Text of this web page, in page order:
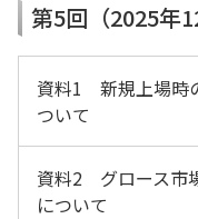
第5回（2025年
資料1 新規上場時
ついて
資料2 グロース市
について